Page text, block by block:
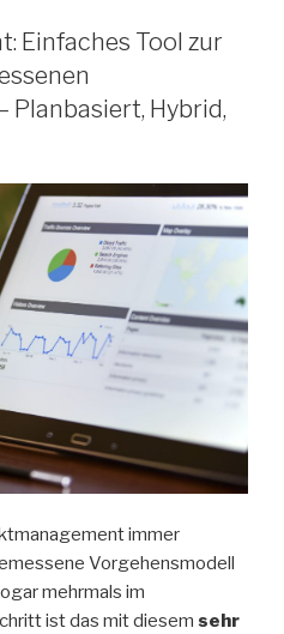
Einfaches Tool zur
Planbasiert, Hybrid,
immer
Vorgehensmodell
mehrmals im
ist das mit diesem sehr